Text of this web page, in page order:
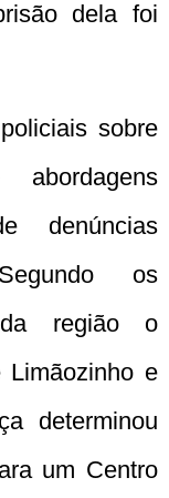
dela foi
sobre
denúncias
os
da região o
Limãozinho e
determinou
um Centro